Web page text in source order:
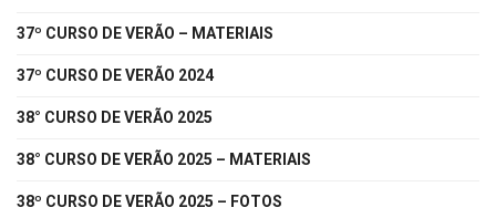
37º CURSO DE VERÃO – MATERIAIS
37º CURSO DE VERÃO 2024
38° CURSO DE VERÃO 2025
38° CURSO DE VERÃO 2025 – MATERIAIS
38º CURSO DE VERÃO 2025 – FOTOS